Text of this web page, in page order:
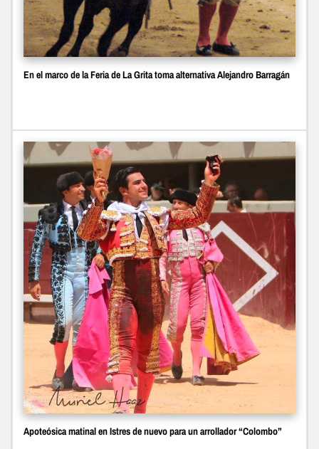
En el marco de la Feria de La Grita toma alternativa Alejandro Barragán
Apoteósica matinal en Istres de nuevo para un arrollador “Colombo”